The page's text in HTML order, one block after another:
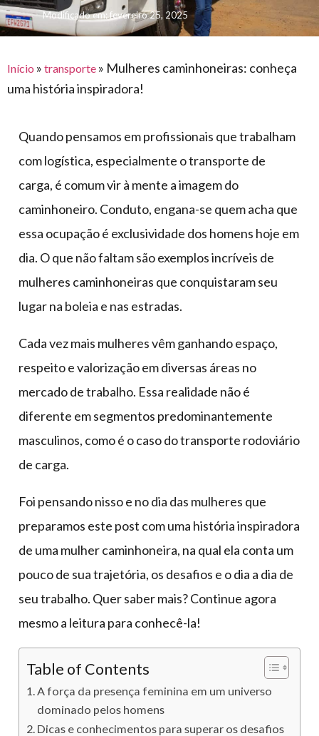
premiações
para
feira
offshore
civil
piscinas
automotivo
móveis,
calçados,
epi's
e
multiúso
e logística
armazenagem
lonas
vida
caminhoneiro
Modificado em: fevereiro 25, 2025
Início » transporte » Mulheres caminhoneiras: conheça
uma história inspiradora!
Quando pensamos em profissionais que trabalham
com logística, especialmente o transporte de
carga, é comum vir à mente a imagem do
caminhoneiro. Conduto, engana-se quem acha que
essa ocupação é exclusividade dos homens hoje em
dia. O que não faltam são exemplos incríveis de
mulheres caminhoneiras que conquistaram seu
lugar na boleia e nas estradas.
Cada vez mais mulheres vêm ganhando espaço,
respeito e valorização em diversas áreas no
mercado de trabalho. Essa realidade não é
diferente em segmentos predominantemente
masculinos, como é o caso do transporte rodoviário
de carga.
Foi pensando nisso e no dia das mulheres que
preparamos este post com uma história inspiradora
de uma mulher caminhoneira, na qual ela conta um
pouco de sua trajetória, os desafios e o dia a dia de
seu trabalho. Quer saber mais? Continue agora
mesmo a leitura para conhecê-la!
Table of Contents
A força da presença feminina em um universo
dominado pelos homens
Dicas e conhecimentos para superar os desafios